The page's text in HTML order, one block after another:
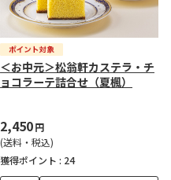
＜お中元＞松翁軒カステラ・チ
ョコラーテ詰合せ（夏楓）
2,450円
(送料・税込)
獲得ポイント : 24